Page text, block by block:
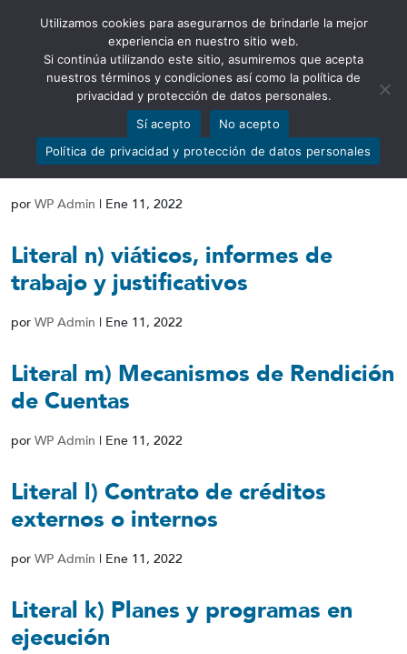
Abrir barra de herramientas
Literal o) Responsable de atender la
información
por WP Admin | Ene 11, 2022
Literal n) viáticos, informes de
trabajo y justificativos
por WP Admin | Ene 11, 2022
Literal m) Mecanismos de Rendición
de Cuentas
por WP Admin | Ene 11, 2022
Literal l) Contrato de créditos
externos o internos
por WP Admin | Ene 11, 2022
Literal k) Planes y programas en
ejecución
Utilizamos cookies para asegurarnos de brindarle la mejor
experiencia en nuestro sitio web.
Si continúa utilizando este sitio, asumiremos que acepta
nuestros términos y condiciones así como la política de
privacidad y protección de datos personales.
Sí acepto
No acepto
Política de privacidad y protección de datos personales